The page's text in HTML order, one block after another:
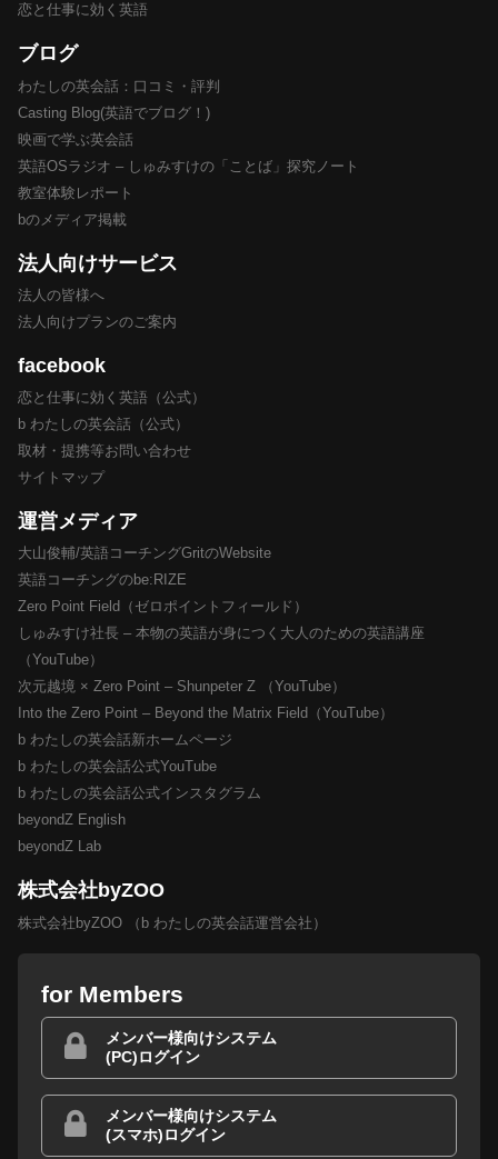
恋と仕事に効く英語
ブログ
わたしの英会話：口コミ・評判
Casting Blog(英語でブログ！)
映画で学ぶ英会話
英語OSラジオ – しゅみすけの「ことば」探究ノート
教室体験レポート
bのメディア掲載
法人向けサービス
法人の皆様へ
法人向けプランのご案内
facebook
恋と仕事に効く英語（公式）
b わたしの英会話（公式）
取材・提携等お問い合わせ
サイトマップ
運営メディア
大山俊輔/英語コーチングGritのWebsite
英語コーチングのbe:RIZE
Zero Point Field（ゼロポイントフィールド）
しゅみすけ社長 – 本物の英語が身につく大人のための英語講座
（YouTube）
次元越境 × Zero Point – Shunpeter Z （YouTube）
Into the Zero Point – Beyond the Matrix Field（YouTube）
b わたしの英会話新ホームページ
b わたしの英会話公式YouTube
b わたしの英会話公式インスタグラム
beyondZ English
beyondZ Lab
株式会社byZOO
株式会社byZOO （b わたしの英会話運営会社）
for Members
メンバー様向けシステム
(PC)ログイン
メンバー様向けシステム
(スマホ)ログイン